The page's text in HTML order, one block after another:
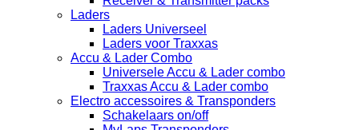
Laders
Laders Universeel
Laders voor Traxxas
Accu & Lader Combo
Universele Accu & Lader combo
Traxxas Accu & Lader combo
Electro accessoires & Transponders
Schakelaars on/off